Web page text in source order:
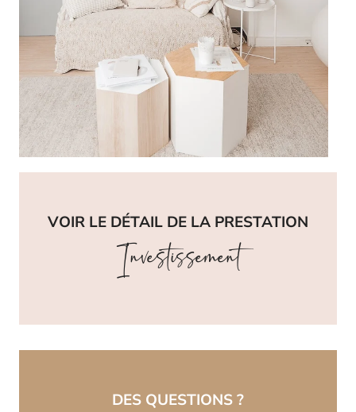
VOIR LE DÉTAIL DE LA PRESTATION
Investissement
DES QUESTIONS ?